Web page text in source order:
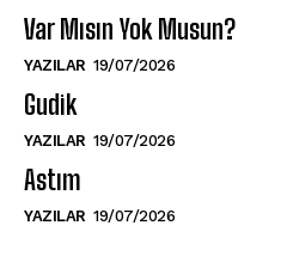
Var Mısın Yok Musun?
YAZILAR 19/07/2026
Gudik
YAZILAR 19/07/2026
Astım
YAZILAR 19/07/2026